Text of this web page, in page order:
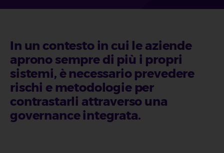
In un contesto in cui le aziende
aprono sempre di più i propri
sistemi, è necessario prevedere
rischi e metodologie per
contrastarli attraverso una
governance integrata.